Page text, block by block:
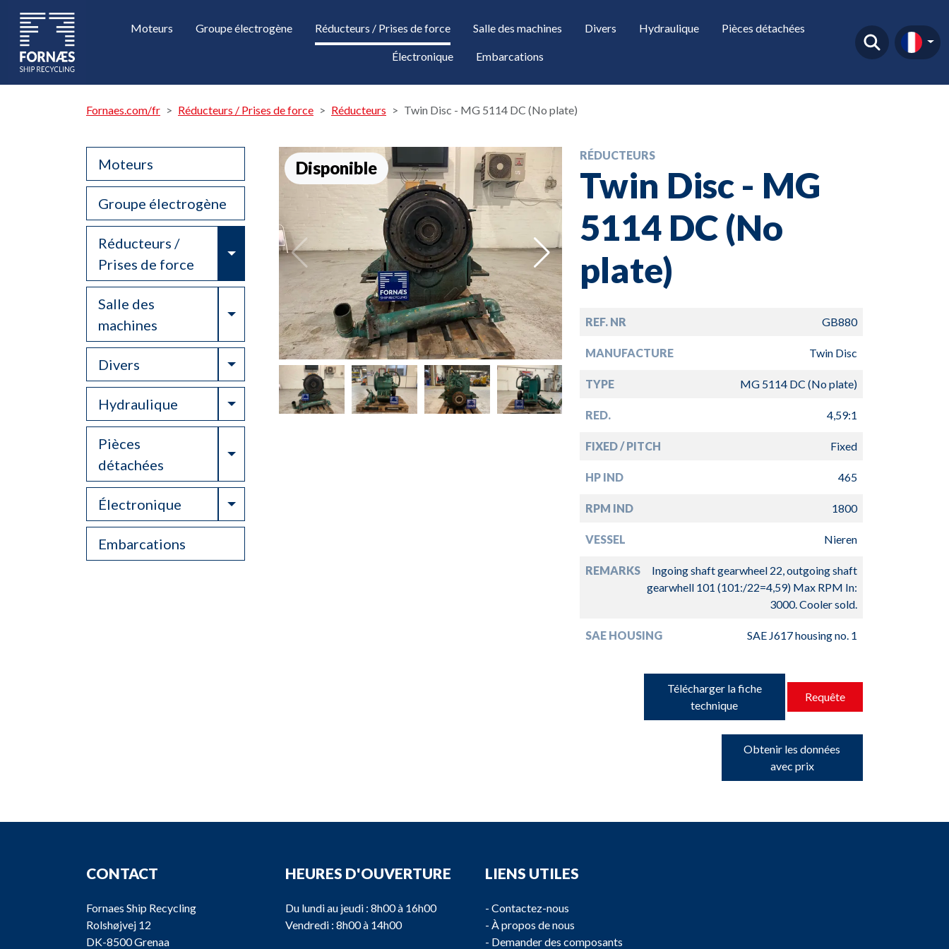
Moteurs Groupe électrogène Réducteurs / Prises de force Salle des machines Divers Hydraulique Pièces détachées
Électronique Embarcations
Fornaes.com/fr Réducteurs / Prises de force Réducteurs Twin Disc - MG 5114 DC (No plate)
Moteurs
Groupe électrogène
Réducteurs /
Prises de force
Toggle Dropdown
Salle des
machines
Toggle Dropdown
Divers Toggle Dropdown
Hydraulique Toggle Dropdown
Pièces
détachées
Toggle Dropdown
Électronique Toggle Dropdown
Embarcations
Disponible
RÉDUCTEURS
Twin Disc - MG
5114 DC (No
plate)
REF. NR GB880
MANUFACTURE Twin Disc
TYPE MG 5114 DC (No plate)
RED. 4,59:1
FIXED / PITCH Fixed
HP IND 465
RPM IND 1800
VESSEL Nieren
REMARKS
Ingoing shaft gearwheel 22, outgoing shaft
gearwhell 101 (101:/22=4,59) Max RPM In:
3000. Cooler sold.
SAE HOUSING SAE J617 housing no. 1
Télécharger la fiche
technique
Requête
Obtenir les données
avec prix
CONTACT
Fornaes Ship Recycling
Rolshøjvej 12
DK-8500 Grenaa
HEURES D'OUVERTURE
Du lundi au jeudi : 8h00 à 16h00
Vendredi : 8h00 à 14h00
LIENS UTILES
- Contactez-nous
- À propos de nous
- Demander des composants